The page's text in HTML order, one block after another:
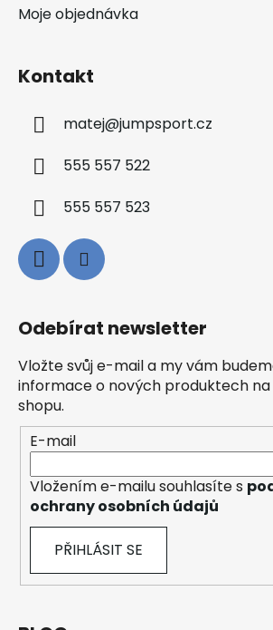
Moje objednávka
Kontakt
matej@jumpsport.cz
555 557 522
555 557 523
Odebírat newsletter
Vložte svůj e-mail a my vám
informace o nových produktech
shopu.
E-mail
Vložením e-mailu souhlasíte s
ochrany osobních údajů
PŘIHLÁSIT SE